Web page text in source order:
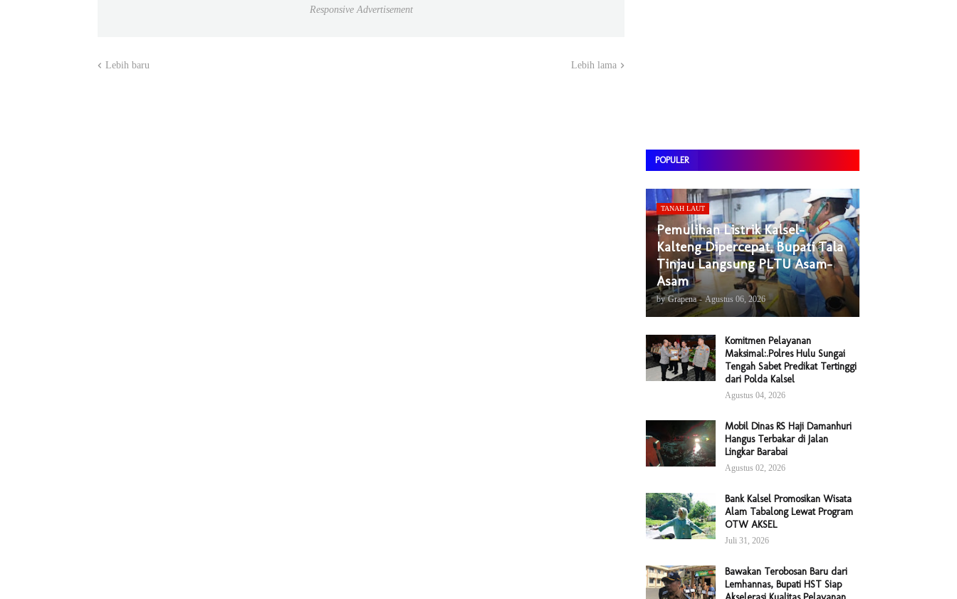
Responsive Advertisement
Lebih baru Lebih lama
POPULER
TANAH LAUT
Pemulihan Listrik Kalsel-
Kalteng Dipercepat, Bupati Tala
Tinjau Langsung PLTU Asam-
Asam
by Grapena - Agustus 06, 2026
Komitmen Pelayanan
Maksimal:.Polres Hulu Sungai
Tengah Sabet Predikat Tertinggi
dari Polda Kalsel
Agustus 04, 2026
Mobil Dinas RS Haji Damanhuri
Hangus Terbakar di Jalan
Lingkar Barabai
Agustus 02, 2026
Bank Kalsel Promosikan Wisata
Alam Tabalong Lewat Program
OTW AKSEL
Juli 31, 2026
Bawakan Terobosan Baru dari
Lemhannas, Bupati HST Siap